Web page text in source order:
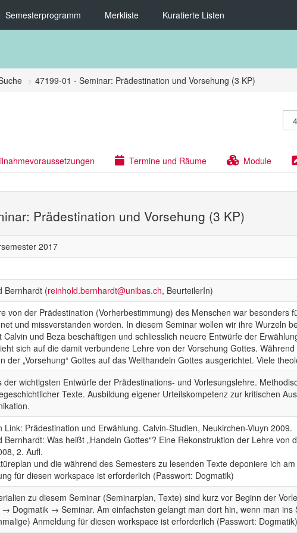
Semesterprogramm Merkliste Kuratierte Listen
47199-01 - Seminar: Prädestination und Vorsehung (3 KP)
Termine und Räume Module
Prädestination und Vorsehung (3 KP)
2017
Bernhardt (reinhold.bernhardt@unibas.ch, BeurteilerIn)
von der Prädestination (Vorherbestimmung) des Menschen war
und missverstanden worden. In diesem Seminar wollen wir ihre Wurzeln
Calvin und Beza beschäftigen und schliesslich neuere Entwürfe der
sich auf die damit verbundene Lehre von der Vorsehung Gottes.
der „Vorsehung“ Gottes auf das Welthandeln Gottes ausgerichtet. Viele
der wichtigsten Entwürfe der Prädestinations- und Vorlesungslehre.
Texte. Ausbildung eigener Urteilskompetenz zur kritischen
Link: Prädestination und Erwählung. Calvin-Studien, Neukirchen-Vluyn 2009.
Bernhardt: Was heißt „Handeln Gottes“? Eine Rekonstruktion der Lehre
2. Aufl.
und die während des Semesters zu lesenden Texte deponiere ich
für diesen workspace ist erforderlich (Passwort: Dogmatik)
zu diesem Seminar (Seminarplan, Texte) sind kurz vor Beginn der
Dogmatik → Seminar. Am einfachsten gelangt man dort hin, wenn man ins
Anmeldung für diesen workspace ist erforderlich (Passwort: